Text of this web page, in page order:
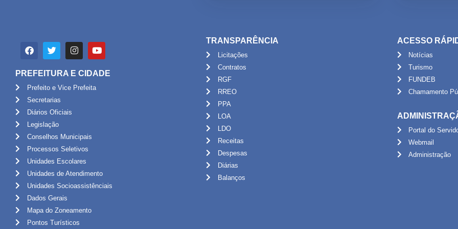
PREFEITURA E CIDADE
Prefeito e Vice Prefeita
Secretarias
Diários Oficiais
Legislação
Conselhos Municipais
Processos Seletivos
Unidades Escolares
Unidades de Atendimento
Unidades Socioassistênciais
Dados Gerais
Mapa do Zoneamento
Pontos Turísticos
TRANSPARÊNCIA
Licitações
Contratos
RGF
RREO
PPA
LOA
LDO
Receitas
Despesas
Diárias
Balanços
ACESSO
Notícias
Turismo
FUNDEB
Chamamento
Portal do
Webmail
Administração